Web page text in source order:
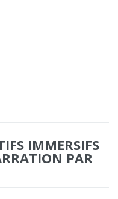
IMMERSIFS
PAR